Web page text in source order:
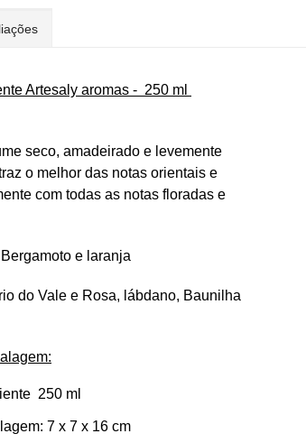
Artesaly aromas - 250 ml
seco, amadeirado e levemente
o melhor das notas orientais e
com todas as notas floradas e
e laranja
do Vale e Rosa, lábdano, Baunilha
250 ml
7 x 7 x 16 cm